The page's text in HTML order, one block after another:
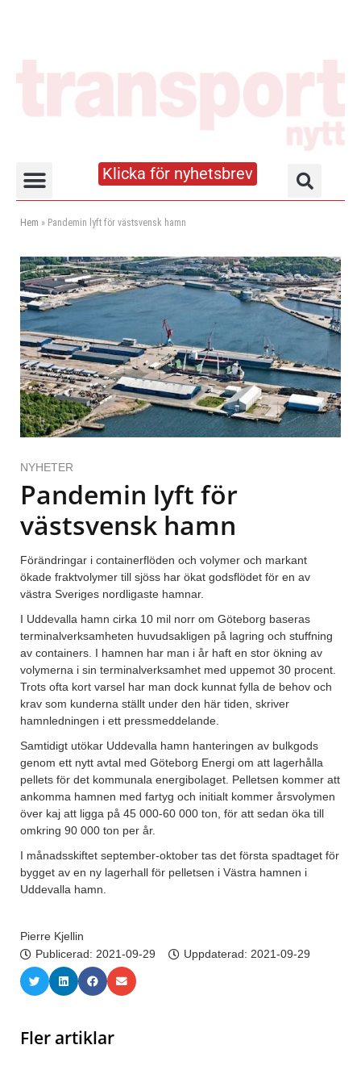
Klicka för nyhetsbrev
Hem » Pandemin lyft för västsvensk hamn
NYHETER
Pandemin lyft för
västsvensk hamn
Förändringar i containerflöden och volymer och markant
ökade fraktvolymer till sjöss har ökat godsflödet för en av
västra Sveriges nordligaste hamnar.
I Uddevalla hamn cirka 10 mil norr om Göteborg baseras
terminalverksamheten huvudsakligen på lagring och stuffning
av containers. I hamnen har man i år haft en stor ökning av
volymerna i sin terminalverksamhet med uppemot 30 procent.
Trots ofta kort varsel har man dock kunnat fylla de behov och
krav som kunderna ställt under den här tiden, skriver
hamnledningen i ett pressmeddelande.
Samtidigt utökar Uddevalla hamn hanteringen av bulkgods
genom ett nytt avtal med Göteborg Energi om att lagerhålla
pellets för det kommunala energibolaget. Pelletsen kommer att
ankomma hamnen med fartyg och initialt kommer årsvolymen
över kaj att ligga på 45 000-60 000 ton, för att sedan öka till
omkring 90 000 ton per år.
I månadsskiftet september-oktober tas det första spadtaget för
bygget av en ny lagerhall för pelletsen i Västra hamnen i
Uddevalla hamn.
Pierre Kjellin
Publicerad: 2021-09-29 Uppdaterad: 2021-09-29
Fler artiklar